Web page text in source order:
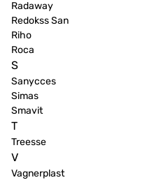
Radaway
Redokss San
Riho
Roca
S
Sanycces
Simas
Smavit
T
Treesse
V
Vagnerplast